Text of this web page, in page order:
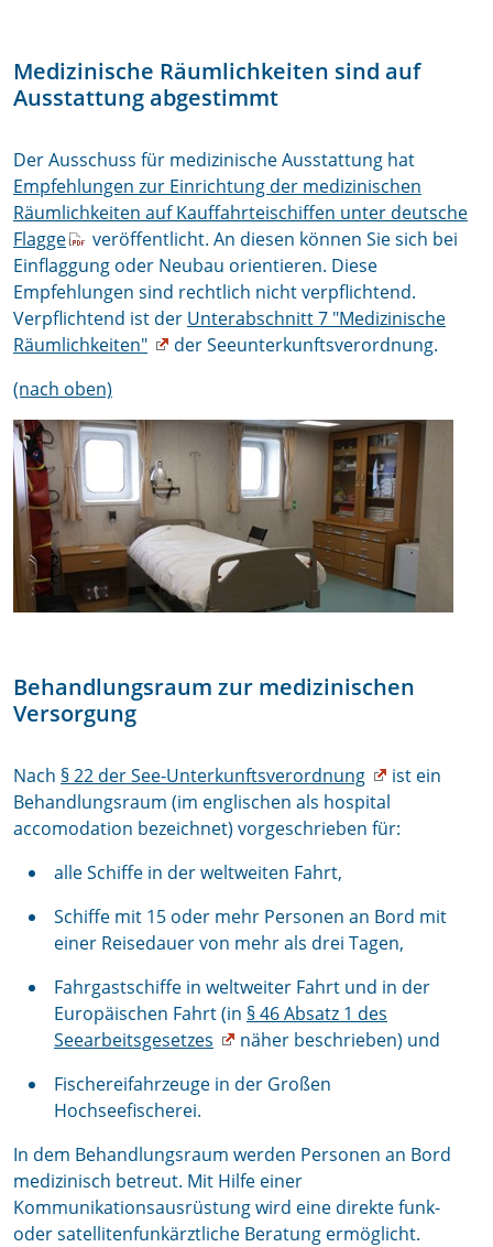
Medizinische Räumlichkeiten sind auf
Ausstattung abgestimmt
Der Ausschuss für medizinische Ausstattung hat
Empfehlungen zur Einrichtung der medizinischen
Räumlichkeiten auf Kauffahrteischiffen unter deutsche
Flagge
veröffentlicht. An diesen können Sie sich bei
Einflaggung oder Neubau orientieren. Diese
Empfehlungen sind rechtlich nicht verpflichtend.
Verpflichtend ist der Unterabschnitt 7 "Medizinische
Räumlichkeiten"
der Seeunterkunftsverordnung.
(nach oben)
Behandlungsraum zur medizinischen
Versorgung
Nach § 22 der See-Unterkunftsverordnung
ist ein
Behandlungsraum (im englischen als hospital
accomodation bezeichnet) vorgeschrieben für:
alle Schiffe in der weltweiten Fahrt,
Schiffe mit 15 oder mehr Personen an Bord mit
einer Reisedauer von mehr als drei Tagen,
Fahrgastschiffe in weltweiter Fahrt und in der
Europäischen Fahrt (in § 46 Absatz 1 des
Seearbeitsgesetzes
näher beschrieben) und
Fischereifahrzeuge in der Großen
Hochseefischerei.
In dem Behandlungsraum werden Personen an Bord
medizinisch betreut. Mit Hilfe einer
Kommunikationsausrüstung wird eine direkte funk-
oder satellitenfunkärztliche Beratung ermöglicht.